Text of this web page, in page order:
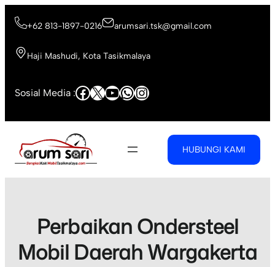
+62 813-1897-0216 arumsari.tsk@gmail.com
Haji Mashudi, Kota Tasikmalaya
Sosial Media :Facebook
X YouTube
WhatsApp
Instagram
HUBUNGI KAMI
Perbaikan Ondersteel
Mobil Daerah Wargakerta